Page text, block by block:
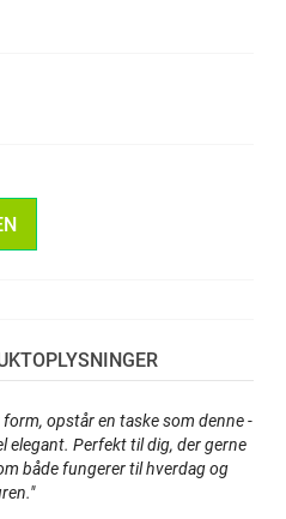
opstår en taske som denne -
elegant. Perfekt til dig, der gerne
både fungerer til hverdag og